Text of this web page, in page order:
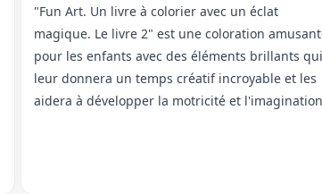
"Fun Art. Un livre à colorier avec un éclat
magique. Le livre 2" est une coloration
pour les enfants avec des éléments brillants qui
leur donnera un temps créatif incroyable et les
aidera à développer la motricité et